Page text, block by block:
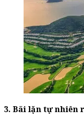
3. Bãi lặn tự nhiên